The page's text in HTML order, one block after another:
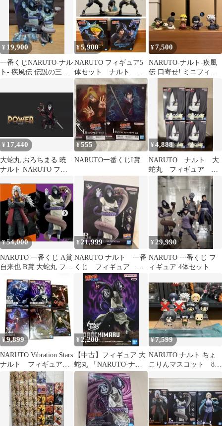
¥ 19,900
一番くじNARUTO-ナル
ト- 疾風伝 伝説の三
¥5,900
NARUTO フィギュア5
体セット ナルト サ
スケ カカシ 大蛇丸
¥7,500
NARUTO-ナルト-疾風
伝 口寄せ! ミニフィギ
¥ 17,440
大蛇丸 おろちまる 暁
ナルト NARUTO フィ
¥555
NARUTO一番くじI賞
¥4,888
NARUTO ナルト 大
蛇丸 フィギュア
Qposket ナルト疾風
伝 4個
¥54,000
NARUTO 一番くじ A賞
自来也 B賞 大蛇丸 フィ
¥21,999
NARUTO ナルト 一番
くじ フィギュア 大
蛇丸
¥29,990
NARUTO 一番くじ フ
ィギュア 4体セット
¥9,899
NARUTO Vibration Stars
ナルト フィギュア
まとめ売り
¥2,200
【中古】フィギュア 大
蛇丸 「NARUTO-ナル
ト- 疾風伝」
VIBRATION STARS-
SENJU TOBIRAMA ＆
OROCHIMARU-
¥7,599
NARUTO ナルト ちょ
こりんマスコット 8体